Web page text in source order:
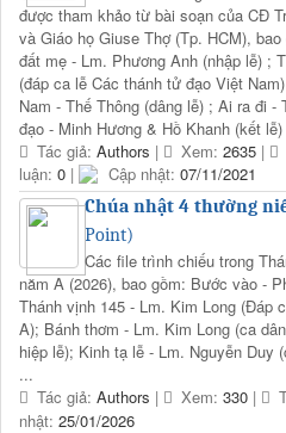
được tham khảo từ bài soạn của CĐ
và Giáo họ Giuse Thợ (Tp. HCM),
đất mẹ - Lm. Phương Anh (nhập lễ) ;
(đáp ca lễ Các thánh tử đạo Việt
Nam - Thế Thông (dâng lễ) ; Ai ra đi
đạo - Minh Hương & Hồ Khanh (kết
Tác giả: Authors | Xem: 2635 |
luận: 0 | Cập nhật: 07/11/2021
Chúa nhật 4 thường
Point)
Các file trình chiếu trong
năm A (2026), bao gồm: Bước vào -
Thánh vịnh 145 - Lm. Kim Long (Đáp
A); Bánh thơm - Lm. Kim Long (ca
hiệp lễ); Kinh tạ lễ - Lm. Nguyễn Duy
...
Tác giả: Authors | Xem: 330 |
nhật: 25/01/2026